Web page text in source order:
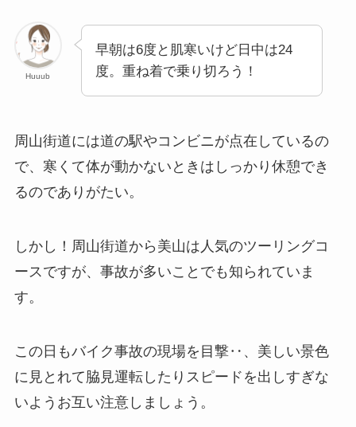
Huuub
早朝は6度と肌寒いけど日中は24
度。重ね着で乗り切ろう！
周山街道には道の駅やコンビニが点在しているの
で、寒くて体が動かないときはしっかり休憩でき
るのでありがたい。
しかし！周山街道から美山は人気のツーリングコ
ースですが、事故が多いことでも知られていま
す。
この日もバイク事故の現場を目撃‥、美しい景色
に見とれて脇見運転したりスピードを出しすぎな
いようお互い注意しましょう。